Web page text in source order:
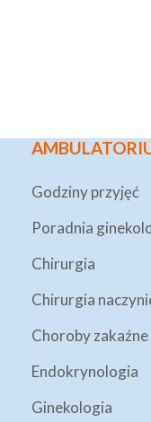
Godziny przyjęć
Poradnia
Chirurgia
Chirurgia
Choroby zakaźne
Endokrynologia
Ginekologia